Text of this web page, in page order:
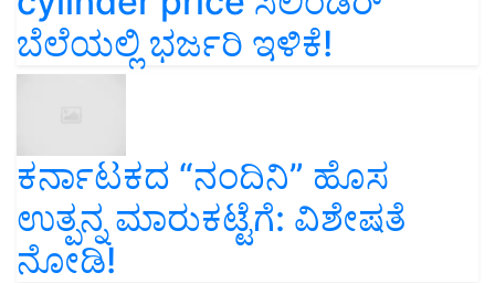
ಬೆಲೆಯಲ್ಲಿ ಭರ್ಜರಿ ಇಳಿಕೆ!
ಕರ್ನಾಟಕದ “ನಂದಿನಿ” ಹೊಸ
ಉತ್ಪನ್ನ ಮಾರುಕಟ್ಟೆಗೆ: ವಿಶೇಷತೆ
ನೋಡಿ!